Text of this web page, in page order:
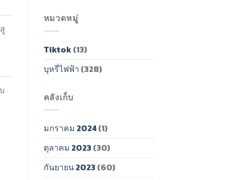
หมวดหมู่
Tiktok(13)
บุหรี่ไฟฟ้า (328)
คลังเก็บ
มกราคม 2024(1)
ตุลาคม 2023 (30)
กันยายน 2023 (60)